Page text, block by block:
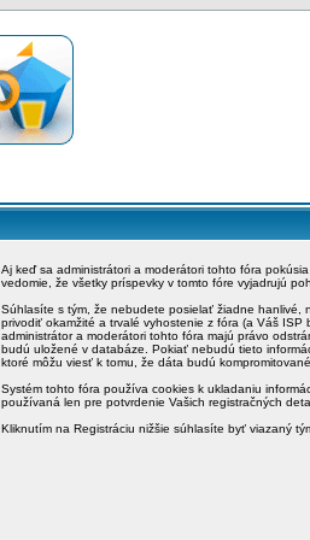
Aj keď sa administrátori a moderátori tohto fóra
vedomie, že všetky príspevky v tomto fóre vyjadrujú
Súhlasíte s tým, že nebudete posielať žiadne hanlivé,
privodiť okamžité a trvalé vyhostenie z fóra (a Váš
administrátor a moderátori tohto fóra majú právo
budú uložené v databáze. Pokiať nebudú tieto
ktoré môžu viesť k tomu, že dáta budú kompromitované.
Systém tohto fóra používa cookies k ukladaniu
používaná len pre potvrdenie Vašich registračných
Kliknutím na Registráciu nižšie súhlasíte byť viazaný